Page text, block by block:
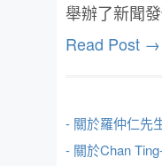
舉辦了新聞
Read Post →
- 關於羅仲仁先
- 關於Chan